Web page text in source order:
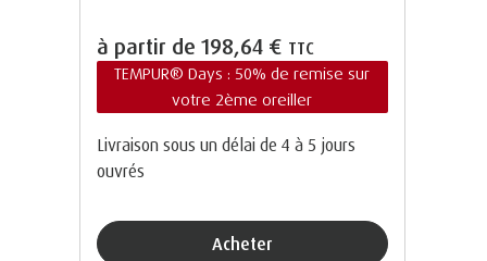
à partir de 198,64 € TTC
TEMPUR® Days : 50% de remise sur
votre 2ème oreiller
Livraison sous un délai de 4 à 5 jours
ouvrés
Acheter